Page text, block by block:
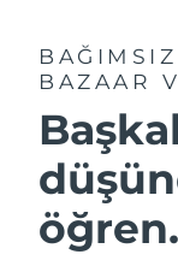
BAZAAR